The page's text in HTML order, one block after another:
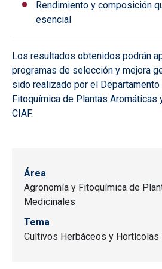
Rendimiento y composición
esencial
Los resultados obtenidos podrán
programas de selección y mejora
sido realizado por el
Fitoquímica de Plantas Aromáticas
CIAF.
Área
Agronomía y Fitoquímica de
Medicinales
Tema
Cultivos Herbáceos y Hortícolas